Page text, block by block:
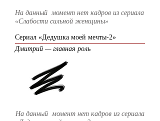
На данный момент нет кадров из сериала
«Слабости сильной женщины»
Сериал «Дедушка моей мечты-2»
Дмитрий — главная роль
На данный момент нет кадров из сериала